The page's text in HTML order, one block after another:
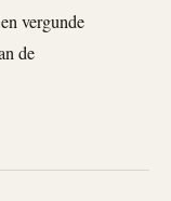
vergunde
de